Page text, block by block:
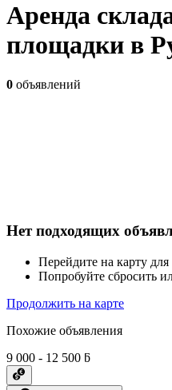
Аренда
площадки в
0 объявлений
Нет подходящих
Перейдите на карту
Попробуйте сбросить
Продолжить на карте
Похожие объявления
9 000 - 12 500 ƃ